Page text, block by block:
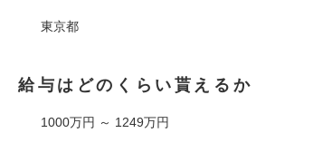
東京都
給与はどのくらい貰えるか
1000万円 ～ 1249万円